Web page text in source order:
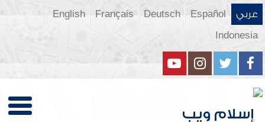
عربي Español
Deutsch
Français
English
Indonesia